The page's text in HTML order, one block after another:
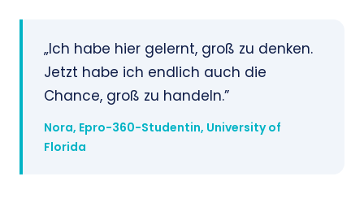
„Ich habe hier gelernt, groß zu denken.
Jetzt habe ich endlich auch die
Chance, groß zu handeln.”
Nora, Epro-360-Studentin, University of
Florida